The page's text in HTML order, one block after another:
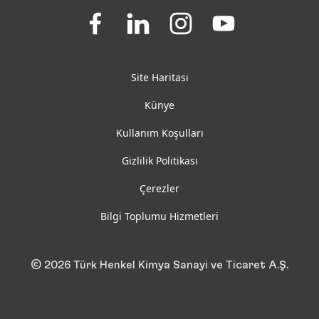
Join
Join
on
Join
on
Join
us
Site Haritası
Künye
Kullanım Koşulları
Gizlilik Politikası
Çerezler
Bilgi Toplumu Hizmetleri
© 2026 Türk Henkel Kimya Sanayi ve Ticaret A.Ş.